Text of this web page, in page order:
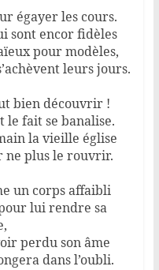
égayer les cours.
sont encor fidèles
pour modèles,
leurs jours.
bien découvrir !
le fait se banalise.
la vieille église
ne plus le rouvrir.
un corps affaibli
lui rendre sa
perdu son âme
dans l’oubli.